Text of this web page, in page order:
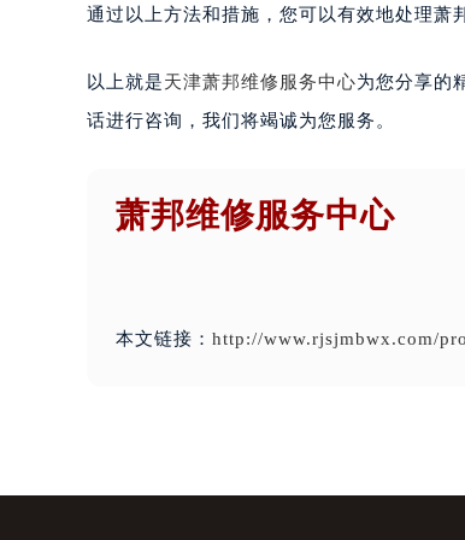
通过以上方法和措施，您可以有效地处理萧
以上就是天津萧邦维修服务中心为您分享的
话进行咨询，我们将竭诚为您服务。
萧邦维修服务中心
本文链接： http://www.rjsjmbwx.com/